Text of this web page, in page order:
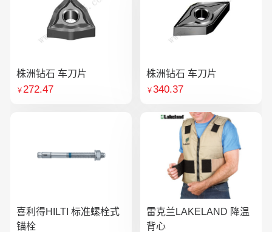
株洲钻石 车刀片
￥272.47
株洲钻石 车刀片
￥340.37
喜利得HILTI 标准螺栓式
锚栓
雷克兰LAKELAND 降温
背心